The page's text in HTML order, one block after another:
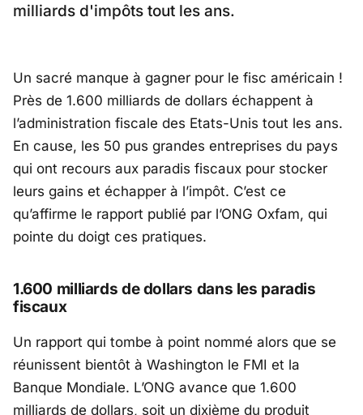
milliards d'impôts tout les ans.
Un sacré manque à gagner pour le fisc américain !
Près de 1.600 milliards de dollars échappent à
l’administration fiscale des Etats-Unis tout les ans.
En cause, les 50 pus grandes entreprises du pays
qui ont recours aux paradis fiscaux pour stocker
leurs gains et échapper à l’impôt. C’est ce
qu’affirme le rapport publié par l’ONG Oxfam, qui
pointe du doigt ces pratiques.
1.600 milliards de dollars dans les paradis
fiscaux
Un rapport qui tombe à point nommé alors que se
réunissent bientôt à Washington le FMI et la
Banque Mondiale. L’ONG avance que 1.600
milliards de dollars, soit un dixième du produit